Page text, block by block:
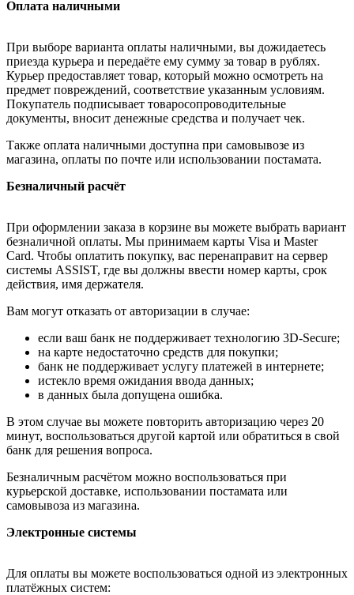
Оплата наличными
При выборе варианта оплаты наличными, вы дожидаетесь
приезда курьера и передаёте ему сумму за товар в рублях.
Курьер предоставляет товар, который можно осмотреть на
предмет повреждений, соответствие указанным условиям.
Покупатель подписывает товаросопроводительные
документы, вносит денежные средства и получает чек.
Также оплата наличными доступна при самовывозе из
магазина, оплаты по почте или использовании постамата.
Безналичный расчёт
При оформлении заказа в корзине вы можете выбрать вариант
безналичной оплаты. Мы принимаем карты Visa и Master
Card. Чтобы оплатить покупку, вас перенаправит на сервер
системы ASSIST, где вы должны ввести номер карты, срок
действия, имя держателя.
Вам могут отказать от авторизации в случае:
если ваш банк не поддерживает технологию 3D-Secure;
на карте недостаточно средств для покупки;
банк не поддерживает услугу платежей в интернете;
истекло время ожидания ввода данных;
в данных была допущена ошибка.
В этом случае вы можете повторить авторизацию через 20
минут, воспользоваться другой картой или обратиться в свой
банк для решения вопроса.
Безналичным расчётом можно воспользоваться при
курьерской доставке, использовании постамата или
самовывоза из магазина.
Электронные системы
Для оплаты вы можете воспользоваться одной из электронных
платёжных систем: